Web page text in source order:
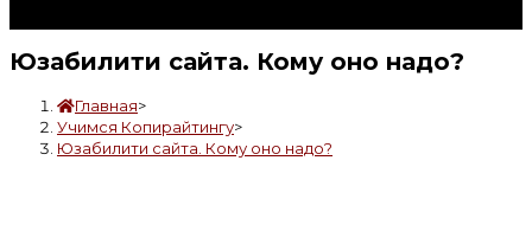
Юзабилити сайта. Кому оно надо?
Главная>
Учимся Копирайтингу>
Юзабилити сайта. Кому оно надо?